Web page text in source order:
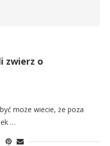
zwierz o
może wiecie, że poza
…